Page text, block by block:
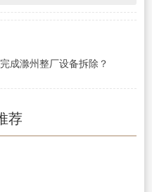
成滁州整厂设备拆除？
荐